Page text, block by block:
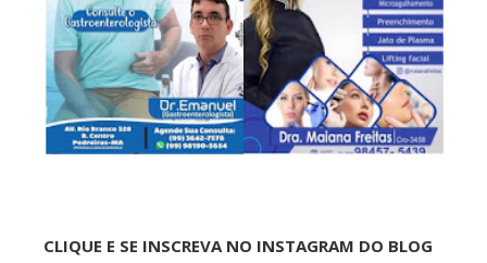
CLIQUE E SE INSCREVA NO INSTAGRAM DO BLOG